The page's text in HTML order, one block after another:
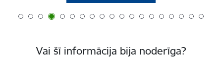
Vai šī informācija bija noderīga?